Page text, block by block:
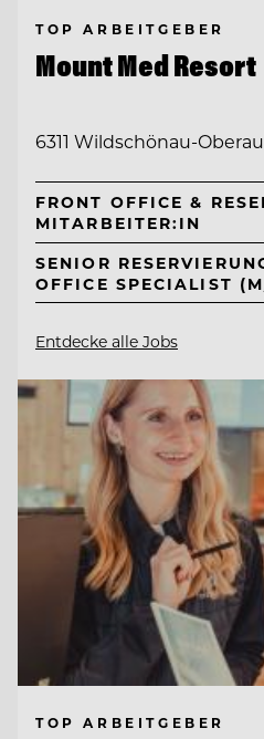
TOP ARBEITGEBER
Mount Med Resort
6311 Wildschönau-
FRONT OFFICE &
MITARBEITER:IN
SENIOR
OFFICE SPECIALIST
Entdecke alle Jobs
TOP ARBEITGEBER